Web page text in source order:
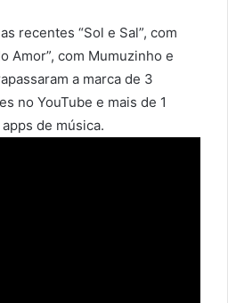
recentes “Sol e Sal”, com
Amor”, com Mumuzinho e
a marca de 3
no YouTube e mais de 1
de música.